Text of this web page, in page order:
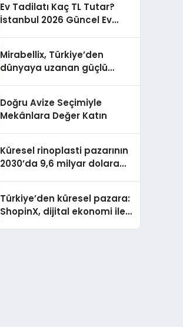
Ev Tadilatı Kaç TL Tutar?
İstanbul 2026 Güncel Ev
Mirabellix, Türkiye’den
dünyaya uzanan güçlü
Doğru Avize Seçimiyle
Mekânlara Değer Katın
Küresel rinoplasti pazarının
2030’da 9,6 milyar dolara
Türkiye’den küresel pazara:
ShopinX, dijital ekonomi ile